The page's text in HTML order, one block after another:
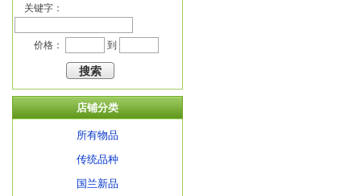
关键字：
价格： 到
店铺分类
所有物品
传统品种
国兰新品